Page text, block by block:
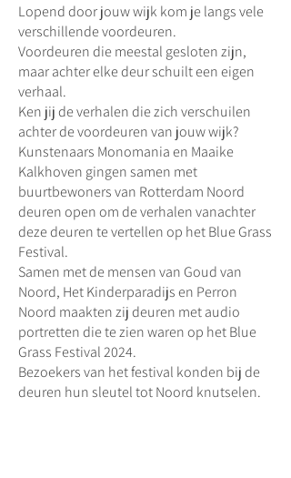
Lopend door jouw wijk kom je langs vele
verschillende voordeuren.
Voordeuren die meestal gesloten zijn,
maar achter elke deur schuilt een eigen
verhaal.
Ken jij de verhalen die zich verschuilen
achter de voordeuren van jouw wijk?
Kunstenaars Monomania en Maaike
Kalkhoven gingen samen met
buurtbewoners van Rotterdam Noord
deuren open om de verhalen vanachter
deze deuren te vertellen op het Blue Grass
Festival.
Samen met de mensen van Goud van
Noord, Het Kinderparadijs en Perron
Noord maakten zij deuren met audio
portretten die te zien waren op het Blue
Grass Festival 2024.
Bezoekers van het festival konden bij de
deuren hun sleutel tot Noord knutselen.